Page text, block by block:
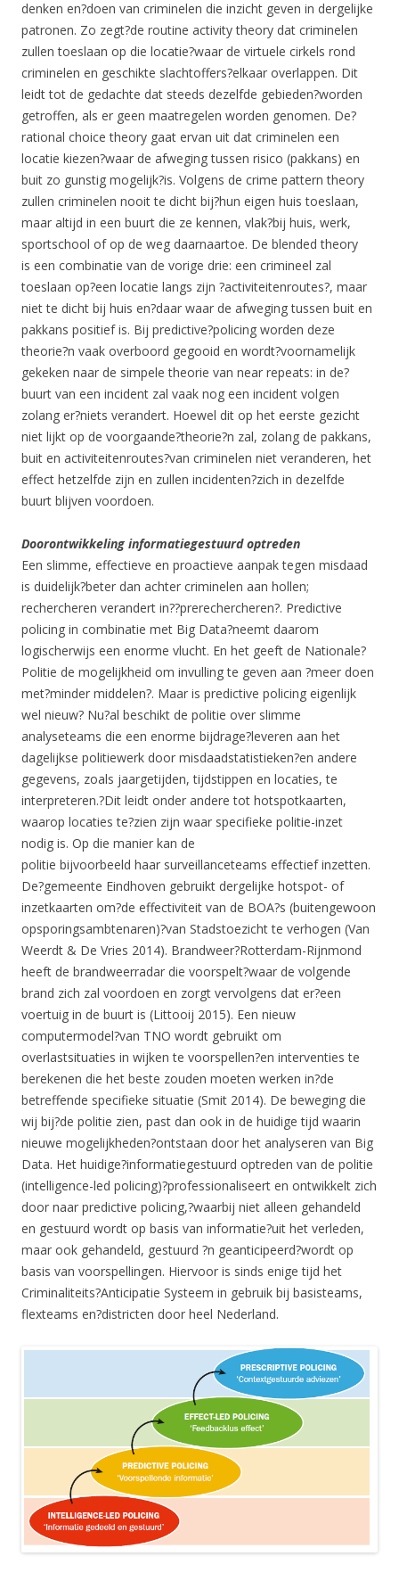
denken en?doen van criminelen die inzicht geven in dergelijke
patronen. Zo zegt?de routine activity theory dat criminelen
zullen toeslaan op die locatie?waar de virtuele cirkels rond
criminelen en geschikte slachtoffers?elkaar overlappen. Dit
leidt tot de gedachte dat steeds dezelfde gebieden?worden
getroffen, als er geen maatregelen worden genomen. De?
rational choice theory gaat ervan uit dat criminelen een
locatie kiezen?waar de afweging tussen risico (pakkans) en
buit zo gunstig mogelijk?is. Volgens de crime pattern theory
zullen criminelen nooit te dicht bij?hun eigen huis toeslaan,
maar altijd in een buurt die ze kennen, vlak?bij huis, werk,
sportschool of op de weg daarnaartoe. De blended theory
is een combinatie van de vorige drie: een crimineel zal
toeslaan op?een locatie langs zijn ?activiteitenroutes?, maar
niet te dicht bij huis en?daar waar de afweging tussen buit en
pakkans positief is. Bij predictive?policing worden deze
theorie?n vaak overboord gegooid en wordt?voornamelijk
gekeken naar de simpele theorie van near repeats: in de?
buurt van een incident zal vaak nog een incident volgen
zolang er?niets verandert. Hoewel dit op het eerste gezicht
niet lijkt op de voorgaande?theorie?n zal, zolang de pakkans,
buit en activiteitenroutes?van criminelen niet veranderen, het
effect hetzelfde zijn en zullen incidenten?zich in dezelfde
buurt blijven voordoen.
Doorontwikkeling informatiegestuurd optreden
Een slimme, effectieve en proactieve aanpak tegen misdaad
is duidelijk?beter dan achter criminelen aan hollen;
rechercheren verandert in??prerechercheren?. Predictive
policing in combinatie met Big Data?neemt daarom
logischerwijs een enorme vlucht. En het geeft de Nationale?
Politie de mogelijkheid om invulling te geven aan ?meer doen
met?minder middelen?. Maar is predictive policing eigenlijk
wel nieuw? Nu?al beschikt de politie over slimme
analyseteams die een enorme bijdrage?leveren aan het
dagelijkse politiewerk door misdaadstatistieken?en andere
gegevens, zoals jaargetijden, tijdstippen en locaties, te
interpreteren.?Dit leidt onder andere tot hotspotkaarten,
waarop locaties te?zien zijn waar specifieke politie-inzet
nodig is. Op die manier kan de
politie bijvoorbeeld haar surveillanceteams effectief inzetten.
De?gemeente Eindhoven gebruikt dergelijke hotspot- of
inzetkaarten om?de effectiviteit van de BOA?s (buitengewoon
opsporingsambtenaren)?van Stadstoezicht te verhogen (Van
Weerdt & De Vries 2014). Brandweer?Rotterdam-Rijnmond
heeft de brandweerradar die voorspelt?waar de volgende
brand zich zal voordoen en zorgt vervolgens dat er?een
voertuig in de buurt is (Littooij 2015). Een nieuw
computermodel?van TNO wordt gebruikt om
overlastsituaties in wijken te voorspellen?en interventies te
berekenen die het beste zouden moeten werken in?de
betreffende specifieke situatie (Smit 2014). De beweging die
wij bij?de politie zien, past dan ook in de huidige tijd waarin
nieuwe mogelijkheden?ontstaan door het analyseren van Big
Data. Het huidige?informatiegestuurd optreden van de politie
(intelligence-led policing)?professionaliseert en ontwikkelt zich
door naar predictive policing,?waarbij niet alleen gehandeld
en gestuurd wordt op basis van informatie?uit het verleden,
maar ook gehandeld, gestuurd ?n geanticipeerd?wordt op
basis van voorspellingen. Hiervoor is sinds enige tijd het
Criminaliteits?Anticipatie Systeem in gebruik bij basisteams,
flexteams en?districten door heel Nederland.